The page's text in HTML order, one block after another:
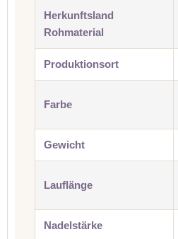
Herkunftsland
Rohmaterial
Produktionsort
Farbe
Gewicht
Lauflänge
Nadelstärke